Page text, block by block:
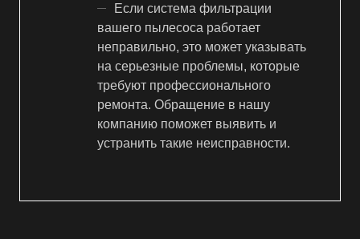
Если система фильтрации
вашего пылесоса работает
неправильно, это может указывать
на серьезные проблемы, которые
требуют профессионального
ремонта. Обращение в нашу
компанию поможет выявить и
устранить такие неисправности.